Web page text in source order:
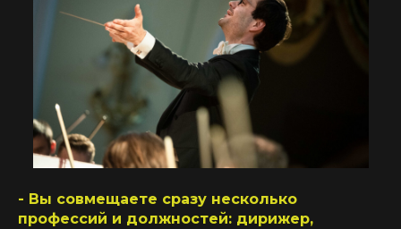
- Вы совмещаете сразу несколько
профессий и должностей: дирижер,